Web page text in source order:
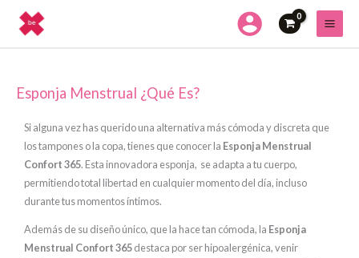
Esponja Menstrual ¿Qué Es?
Si alguna vez has querido una alternativa más cómoda y discreta que
los tampones o la copa, tienes que conocer la Esponja Menstrual
Confort 365. Esta innovadora esponja, se adapta a tu cuerpo,
permitiendo total libertad en cualquier momento del día, incluso
durante tus momentos íntimos.
Además de su diseño único, que la hace tan cómoda, la Esponja
Menstrual Confort 365destaca por ser hipoalergénica, venir